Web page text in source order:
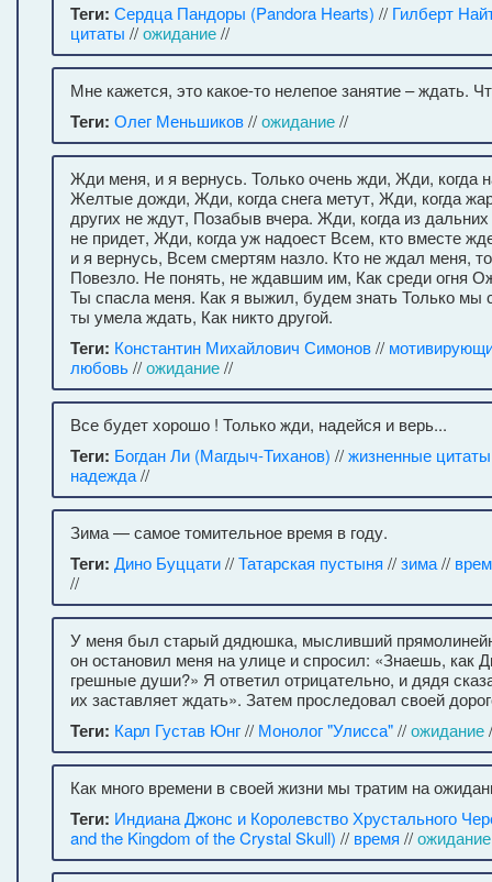
Теги: Сердца Пандоры (Pandora Hearts) // Гилберт
цитаты //ожидание//
Мне кажется, это какое-то нелепое занятие – ждать.
Теги: Олег Меньшиков//ожидание//
Жди меня, и я вернусь. Только очень жди, Жди, когда
Желтые дожди, Жди, когда снега метут, Жди, когда
других не ждут, Позабыв вчера. Жди, когда из
не придет, Жди, когда уж надоест Всем, кто вместе
и я вернусь, Всем смертям назло. Кто не ждал меня,
Повезло. Не понять, не ждавшим им, Как среди огня
Ты спасла меня. Как я выжил, будем знать Только мы
ты умела ждать, Как никто другой.
Теги: Константин Михайлович Симонов//
любовь//ожидание//
Все будет хорошо ! Только жди, надейся и верь...
Теги: Богдан Ли (Магдыч-Тиханов) //жизненные цитаты
надежда//
Зима — самое томительное время в году.
Теги: Дино Буццати//Татарская пустыня //зима//
//
У меня был старый дядюшка, мысливший
он остановил меня на улице и спросил: «Знаешь, как
грешные души?» Я ответил отрицательно, и дядя
их заставляет ждать». Затем проследовал своей
Теги: Карл Густав Юнг// Монолог "Улисса"//ожидание
Как много времени в своей жизни мы тратим на
Теги: Индиана Джонс и Королевство Хрустального
and the Kingdom of the Crystal Skull) // время //ожидание